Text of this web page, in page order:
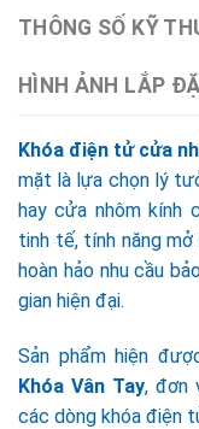
THÔNG SỐ KỸ
HÌNH ẢNH LẮP
Khóa điện tử cửa
mặt là lựa chọn lý
hay cửa nhôm kính
tinh tế, tính năng
hoàn hảo nhu cầu
gian hiện đại.
Sản phẩm hiện
Khóa Vân Tay, đơn
các dòng khóa điện